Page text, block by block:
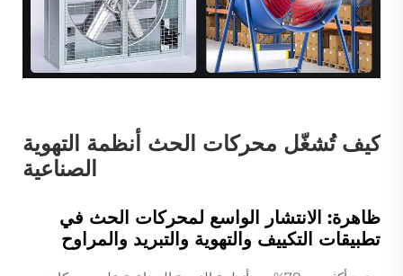
كيف تُشغّل محركات الحث أنظمة التهوية
الصناعية
ظاهرة: الانتشار الواسع لمحركات الحث في
تطبيقات التكييف والتهوية والتبريد والمراوح